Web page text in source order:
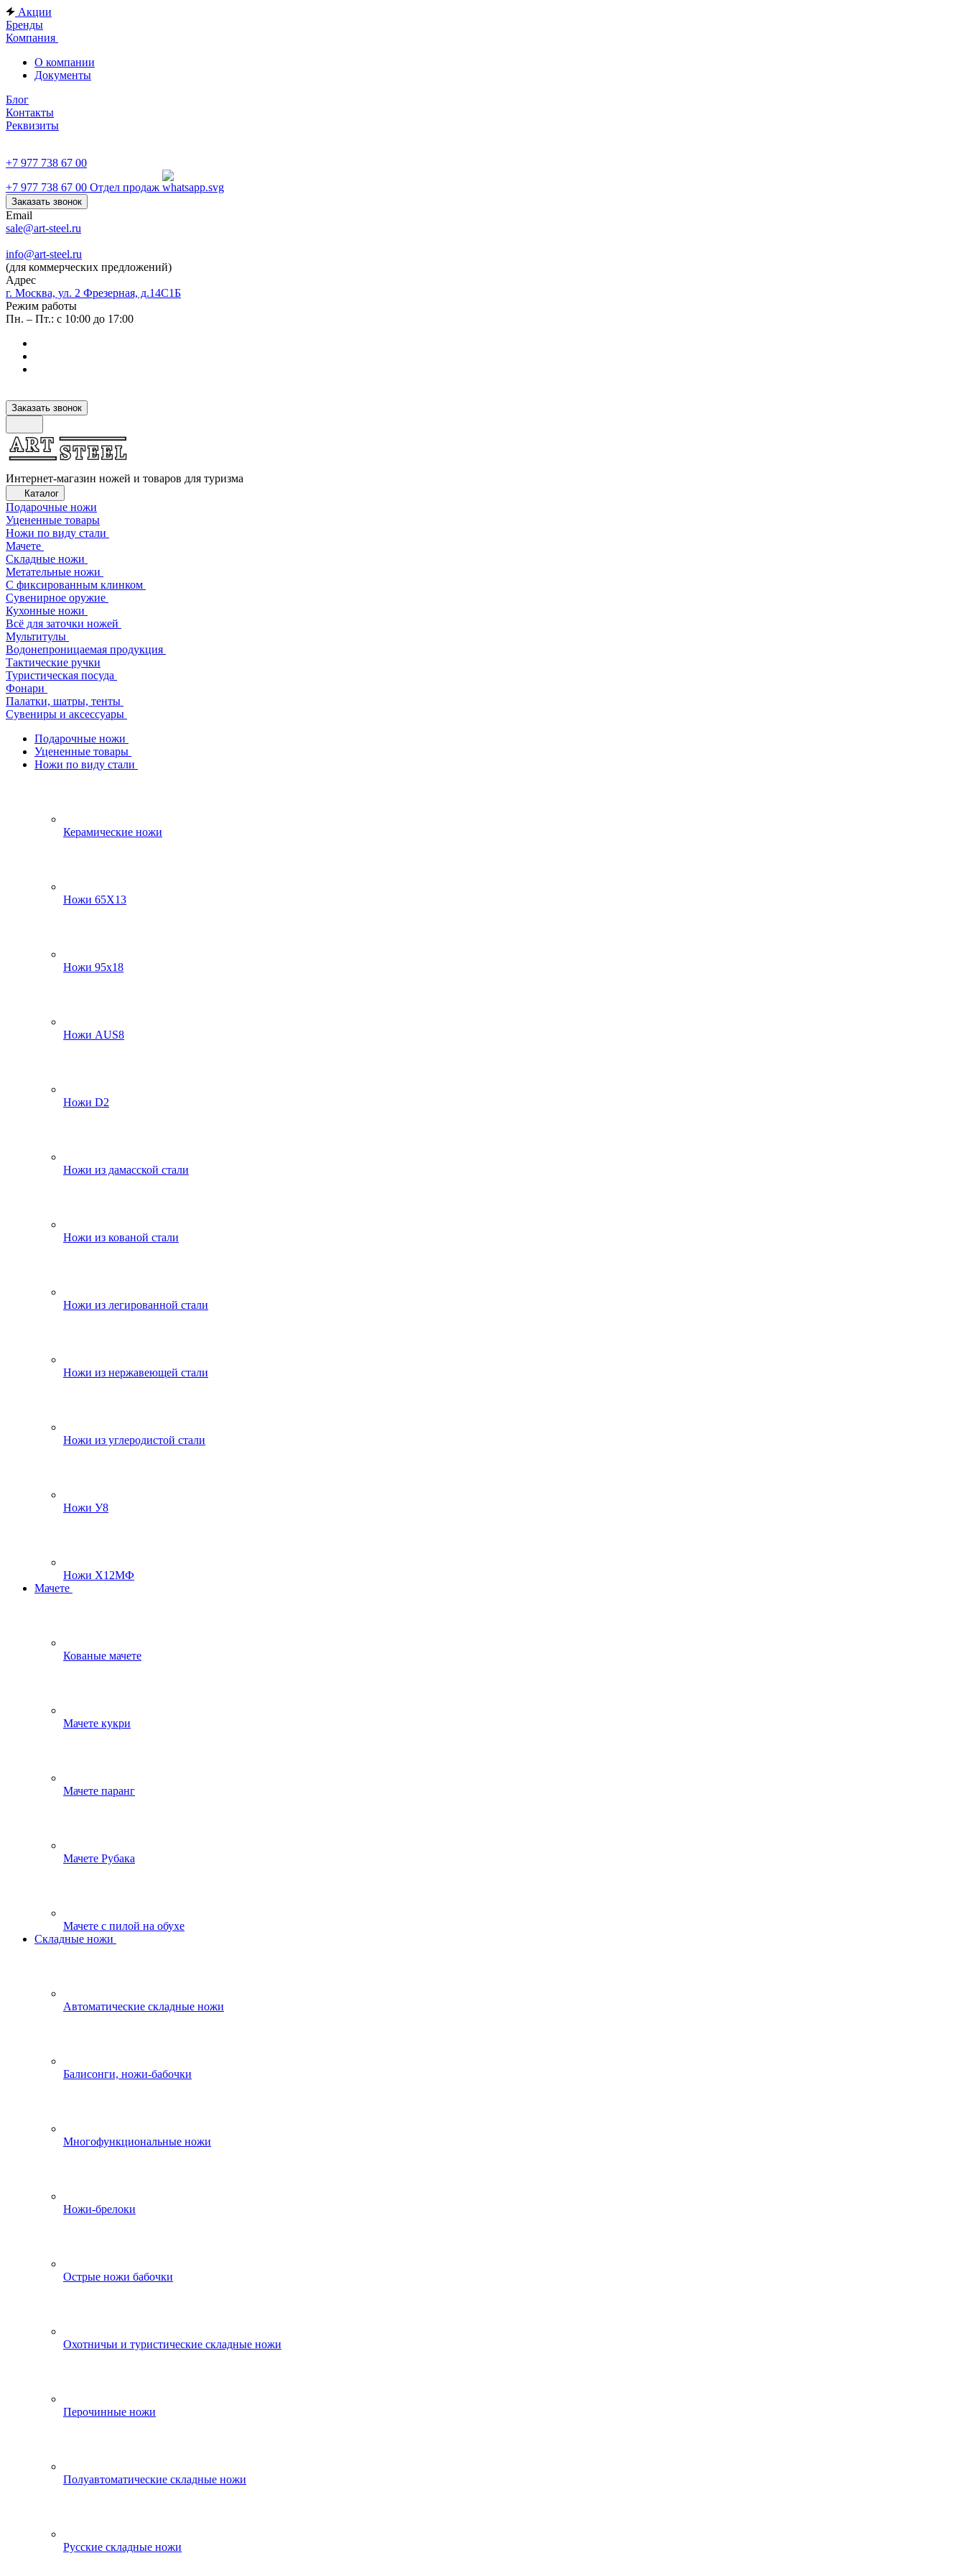
Акции
Бренды
Компания
О компании
Документы
Блог
Контакты
Реквизиты
+7 977 738 67 00
+7 977 738 67 00 Отдел продаж
Заказать звонок
Email
sale@art-steel.ru
info@art-steel.ru
(для коммерческих предложений)
Адрес
г. Москва, ул. 2 Фрезерная, д.14С1Б
Режим работы
Пн. – Пт.: с 10:00 до 17:00
Заказать звонок
Интернет-магазин ножей и товаров для туризма
Каталог
Подарочные ножи
Уцененные товары
Ножи по виду стали
Мачете
Складные ножи
Метательные ножи
С фиксированным клинком
Сувенирное оружие
Кухонные ножи
Всё для заточки ножей
Мультитулы
Водонепроницаемая продукция
Тактические ручки
Туристическая посуда
Фонари
Палатки, шатры, тенты
Сувениры и аксессуары
Подарочные ножи
Уцененные товары
Ножи по виду стали
Керамические ножи
Ножи 65Х13
Ножи 95х18
Ножи AUS8
Ножи D2
Ножи из дамасской стали
Ножи из кованой стали
Ножи из легированной стали
Ножи из нержавеющей стали
Ножи из углеродистой стали
Ножи У8
Ножи Х12МФ
Мачете
Кованые мачете
Мачете кукри
Мачете паранг
Мачете Рубака
Мачете с пилой на обухе
Складные ножи
Автоматические складные ножи
Балисонги, ножи-бабочки
Многофункциональные ножи
Ножи-брелоки
Острые ножи бабочки
Охотничьи и туристические складные ножи
Перочинные ножи
Полуавтоматические складные ножи
Русские складные ножи